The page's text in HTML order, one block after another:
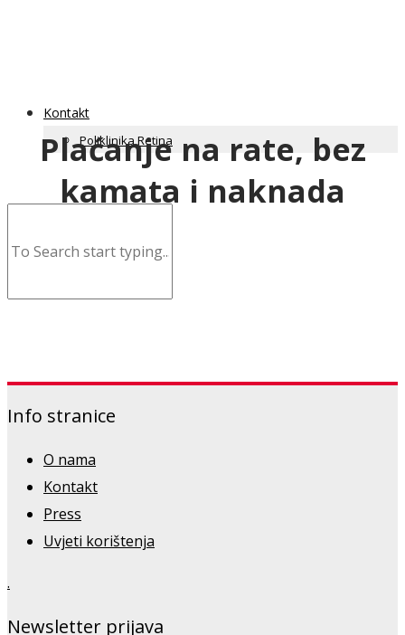
Kontakt
Poliklinika Retina
Plaćanje na rate, bez
kamata i naknada
Info stranice
O nama
Kontakt
Press
Uvjeti korištenja
.
Newsletter prijava